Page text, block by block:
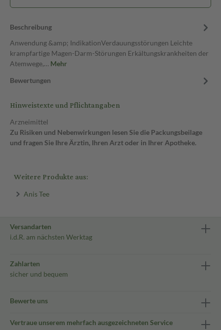
Beschreibung
Anwendung &amp; IndikationVerdauungsstörungen Leichte
krampfartige Magen-Darm-Störungen Erkältungskrankheiten der
Atemwege,… Mehr
Bewertungen
Hinweistexte und Pflichtangaben
Arzneimittel
Zu Risiken und Nebenwirkungen lesen Sie die Packungsbeilage
und fragen Sie Ihre Ärztin, Ihren Arzt oder in Ihrer Apotheke.
Weitere Produkte aus:
Anis Tee
Versandarten
i.d.R. am nächsten Werktag
Zahlarten
sicher und bequem
Bewerte uns
Vertraue unserem mehrfach ausgezeichneten Service